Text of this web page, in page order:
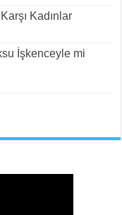
Kadınlar
İşkenceyle mi